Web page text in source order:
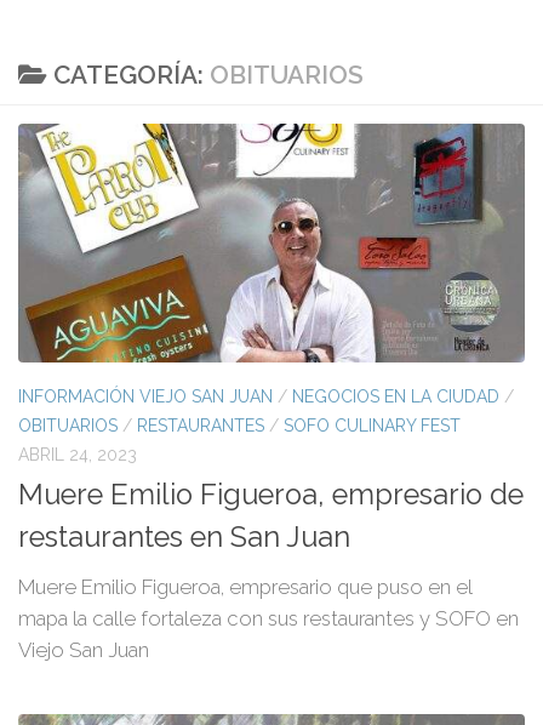
CATEGORÍA: OBITUARIOS
INFORMACIÓN VIEJO SAN JUAN / NEGOCIOS EN LA CIUDAD /
OBITUARIOS / RESTAURANTES / SOFO CULINARY FEST
ABRIL 24, 2023
Muere Emilio Figueroa, empresario de
restaurantes en San Juan
Muere Emilio Figueroa, empresario que puso en el
mapa la calle fortaleza con sus restaurantes y SOFO en
Viejo San Juan